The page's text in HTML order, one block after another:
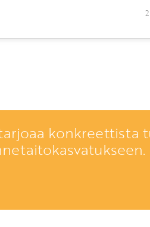
konkreettista